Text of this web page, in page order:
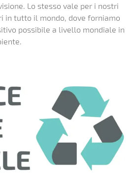
Lo stesso vale per i nostri
in tutto il mondo, dove forniamo
possibile a livello mondiale in